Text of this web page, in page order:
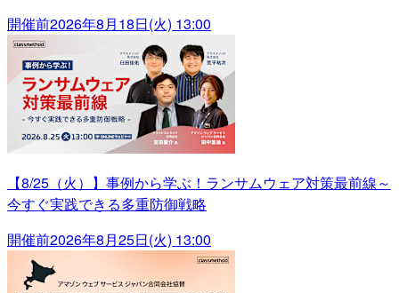
開催前2026年8月18日(火) 13:00
【8/25（火）】事例から学ぶ！ランサムウェア対策最前線～
今すぐ実践できる多重防御戦略
開催前2026年8月25日(火) 13:00